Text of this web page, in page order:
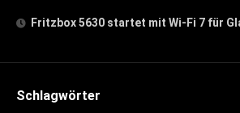
Fritzbox 5630 startet mit Wi-Fi 7 für
Schlagwörter